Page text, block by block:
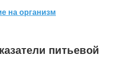
на организм
питьевой